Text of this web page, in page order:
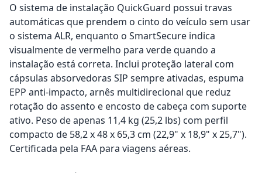
O sistema de instalação QuickGuard possui travas
automáticas que prendem o cinto do veículo sem usar
o sistema ALR, enquanto o SmartSecure indica
visualmente de vermelho para verde quando a
instalação está correta. Inclui proteção lateral com
cápsulas absorvedoras SIP sempre ativadas, espuma
EPP anti-impacto, arnês multidirecional que reduz
rotação do assento e encosto de cabeça com suporte
ativo. Peso de apenas 11,4 kg (25,2 lbs) com perfil
compacto de 58,2 x 48 x 65,3 cm (22,9" x 18,9" x 25,7").
Certificada pela FAA para viagens aéreas.